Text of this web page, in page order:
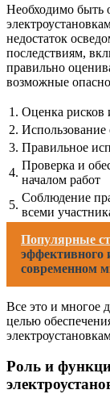
Необходимо быть
недостаток
последствиям,
правильно
возможные
1. Оценка рисков
2.
3. Правильное
4.
Проверка и
началом работ
5.
Соблюдение
всеми
Популярные
эффективного
современном
Все это и многое
целью
Роль и